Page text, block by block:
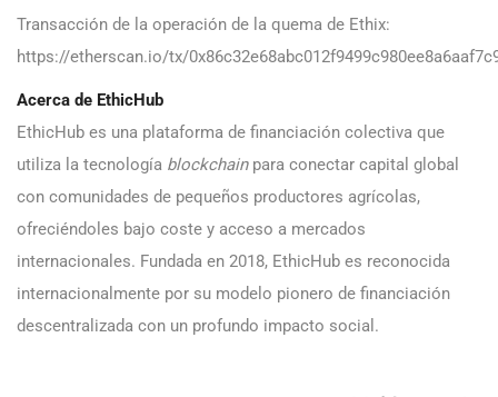
Transacción de la operación de la quema de Ethix:
https://etherscan.io/tx/
Acerca de EthicHub
EthicHub es una plataforma de financiación colectiva que
utiliza la tecnología blockchainpara conectar capital global
con comunidades de pequeños productores agrícolas,
ofreciéndoles bajo coste y acceso a mercados
internacionales. Fundada en 2018, EthicHub es reconocida
internacionalmente por su modelo pionero de financiación
descentralizada con un profundo impacto social.